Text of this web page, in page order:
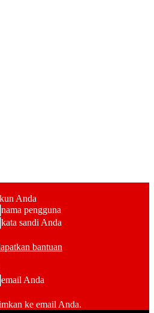
Anda
nama pengguna
kata sandi Anda
bantuan
email Anda
ke email Anda.